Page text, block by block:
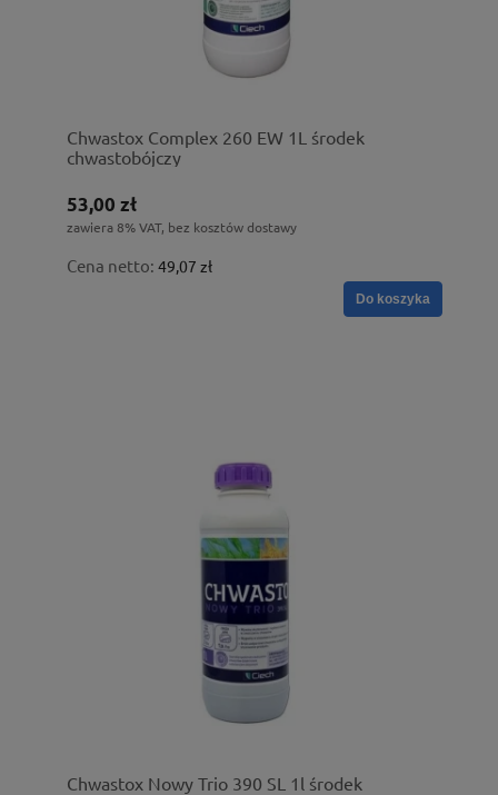
Chwastox Complex 260 EW 1L środek
chwastobójczy
53,00 zł
zawiera 8% VAT, bez kosztów dostawy
Cena netto: 49,07 zł
Do koszyka
Chwastox Nowy Trio 390 SL 1l środek